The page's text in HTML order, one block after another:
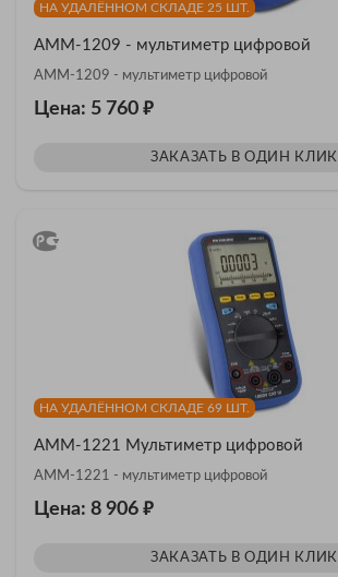
НА УДАЛЁННОМ СКЛАДЕ 25 ШТ.
АММ-1209 - мультиметр цифровой
АММ-1209 - мультиметр цифровой
Цена: 5 760 ₽
ЗАКАЗАТЬ В ОДИН КЛИК
НА УДАЛЁННОМ СКЛАДЕ 69 ШТ.
АММ-1221 Мультиметр цифровой
АММ-1221 - мультиметр цифровой
Цена: 8 906 ₽
ЗАКАЗАТЬ В ОДИН КЛИК